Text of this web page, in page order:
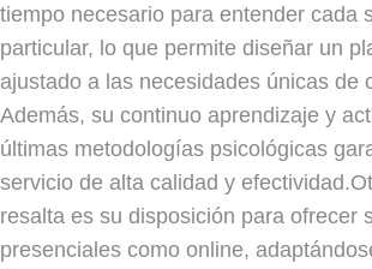
tiempo necesario para entender cada
particular, lo que permite diseñar un
ajustado a las necesidades únicas de
Además, su continuo aprendizaje y
últimas metodologías psicológicas
servicio de alta calidad y
resalta es su disposición para ofrecer
presenciales como online,